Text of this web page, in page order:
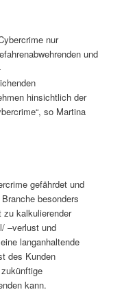
nur
und
hinsichtlich der
so Martina
gefährdet und
besonders
kalkulierender
–verlust und
langanhaltende
des Kunden
kann.